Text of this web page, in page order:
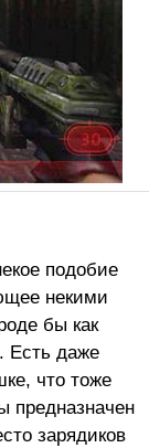
подобие
некими
бы как
Есть даже
что тоже
предназначен
зарядиков